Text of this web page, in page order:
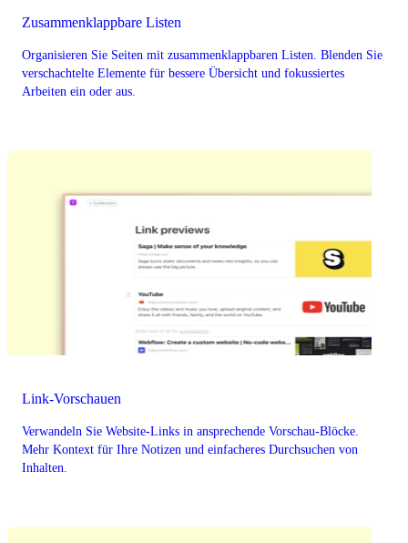
Zusammenklappbare Listen
Organisieren Sie Seiten mit zusammenklappbaren Listen. Blenden Sie
verschachtelte Elemente für bessere Übersicht und fokussiertes
Arbeiten ein oder aus.
Link-Vorschauen
Verwandeln Sie Website-Links in ansprechende Vorschau-Blöcke.
Mehr Kontext für Ihre Notizen und einfacheres Durchsuchen von
Inhalten.